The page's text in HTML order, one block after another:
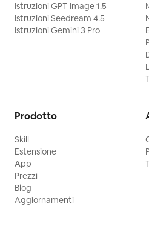
Istruzioni GPT Image 1.5
Istruzioni Seedream 4.5
Istruzioni Gemini 3 Pro
Prodotto
Skill
Estensione
App
Prezzi
Blog
Aggiornamenti